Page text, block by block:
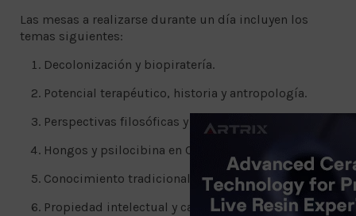
Las mesas a realizarse durante un día incluyen los
temas siguientes:
Decolonización y biopiratería.
Potencial terapéutico, historia y antropología.
Perspectivas filosóficas y culturales.
Hongos y psilocibina en Colombia.
Conocimiento tradicional, cura y espiritualidad.
Propiedad intelectual y capitalismo psicodélico.